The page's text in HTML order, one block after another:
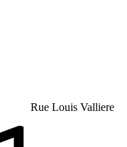
Rue Louis Valliere